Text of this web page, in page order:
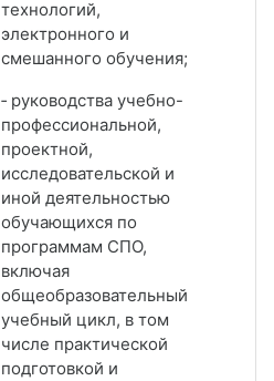
технологий,
электронного и
смешанного обучения;
‑ руководства учебно-
профессиональной,
проектной,
исследовательской и
иной деятельностью
обучающихся по
программам СПО,
включая
общеобразовательный
учебный цикл, в том
числе практической
подготовкой и